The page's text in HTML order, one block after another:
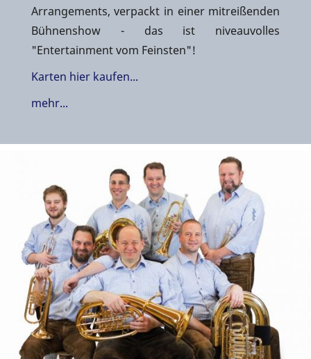
Arrangements, verpackt in einer mitreißenden
Bühnenshow - das ist niveauvolles
"Entertainment vom Feinsten"!
Karten hier kaufen...
mehr...